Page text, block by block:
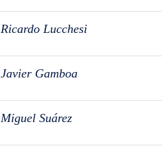
Ricardo Lucchesi
Javier Gamboa
Miguel Suárez